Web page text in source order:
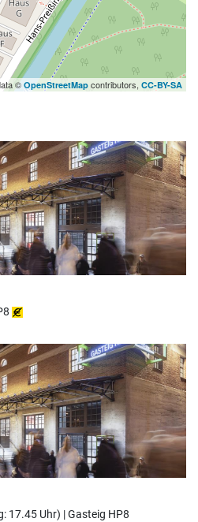
© OpenStreetMap contributors, CC-BY-SA
17.45 Uhr) |Gasteig HP8